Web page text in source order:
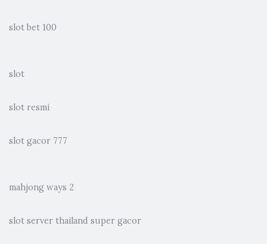
slot bet 100
slot
slot resmi
slot gacor 777
mahjong ways 2
slot server thailand super gacor